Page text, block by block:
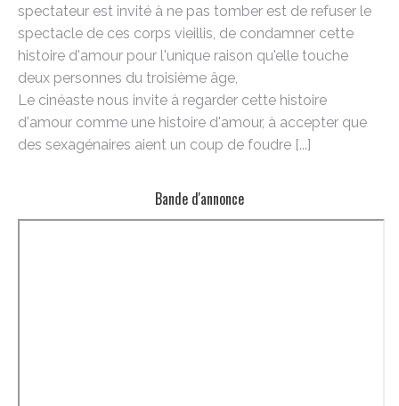
spectateur est invité à ne pas tomber est de refuser le
spectacle de ces corps vieillis, de condamner cette
histoire d'amour pour l'unique raison qu'elle touche
deux personnes du troisième âge,
Le cinéaste nous invite à regarder cette histoire
d'amour comme une histoire d'amour, à accepter que
des sexagénaires aient un coup de foudre [...]
Bande d'annonce